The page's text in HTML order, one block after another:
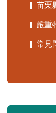
苗栗
嚴重
常見